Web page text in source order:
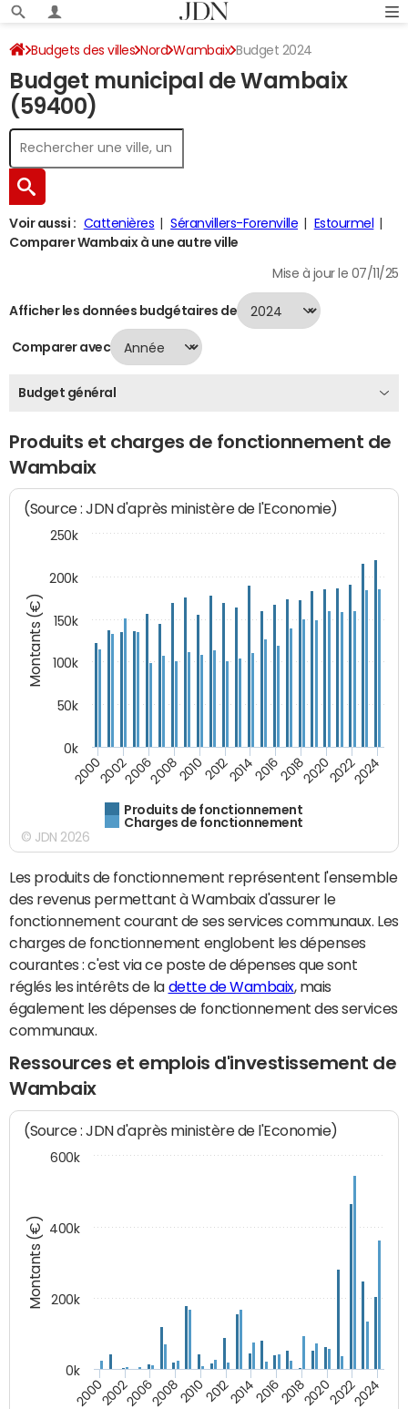
Budgets des villes Nord Wambaix Budget 2024
Budget municipal de Wambaix
(59400)
Voir aussi : Cattenières Séranvillers-Forenville
Estourmel
Comparer Wambaix à une autre ville
Mise à jour le 07/11/25
Afficher les données budgétaires de
Comparer avec
Budget général
Produits et charges de fonctionnement de
Wambaix
Montants (€)
(Source : JDN d'après ministère de l'Economie)
Produits de fonctionnement
Charges de fonctionnement
200020022006200820102012201420162018202020222024
0k
50k
100k
150k
200k
250k
© JDN 2026
Les produits de fonctionnement représentent l'ensemble
des revenus permettant à Wambaix d'assurer le
fonctionnement courant de ses services communaux. Les
charges de fonctionnement englobent les dépenses
courantes : c'est via ce poste de dépenses que sont
réglés les intérêts de la dette de Wambaix, mais
également les dépenses de fonctionnement des services
communaux.
Ressources et emplois d'investissement de
Wambaix
Montants (€)
(Source : JDN d'après ministère de l'Economie)
200020022006200820102012201420162018202020222024
0k
200k
400k
600k